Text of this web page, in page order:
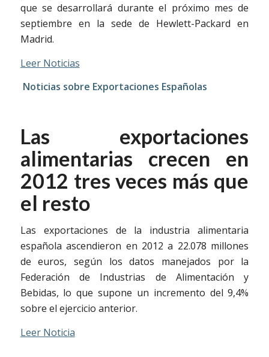
que se desarrollará durante el próximo mes de
septiembre en la sede de Hewlett-Packard en
Madrid.
Leer Noticias
Noticias sobre Exportaciones Españolas
Las exportaciones
alimentarias crecen en
2012 tres veces más que
el resto
Las exportaciones de la industria alimentaria
española ascendieron en 2012 a 22.078 millones
de euros, según los datos manejados por la
Federación de Industrias de Alimentación y
Bebidas, lo que supone un incremento del 9,4%
sobre el ejercicio anterior.
Leer Noticia